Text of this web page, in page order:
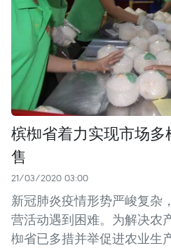
槟椥省着力实现市场
售
21/03/2020 03:00
新冠肺炎疫情形势严峻复杂
营活动遇到困难。为解决农
椥省已多措并举促进农业生